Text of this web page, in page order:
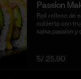
Passion
Roll relleno de
cubierto con
salsa passion y
S/ 25.90